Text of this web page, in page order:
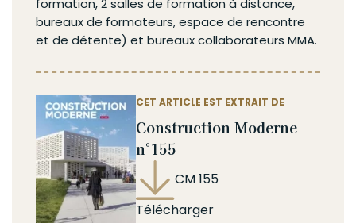
bureaux de formateurs, espace de rencontre
et de détente) et bureaux collaborateurs MMA.
CET ARTICLE EST EXTRAIT DE
Construction Moderne
n°155
CM 155
Télécharger